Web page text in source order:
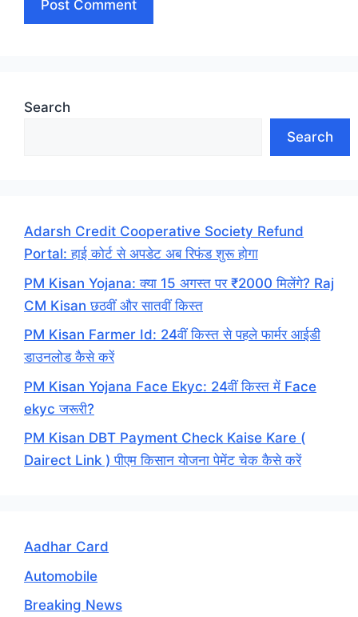
Search
Search
Adarsh Credit Cooperative Society Refund
Portal: हाई कोर्ट से अपडेट अब रिफंड शुरू होगा
PM Kisan Yojana: क्या 15 अगस्त पर ₹2000 मिलेंगे? Raj
CM Kisan छठवीं और सातवीं किस्त
PM Kisan Farmer Id: 24वीं किस्त से पहले फार्मर आईडी
डाउनलोड कैसे करें
PM Kisan Yojana Face Ekyc: 24वीं किस्त में Face
ekyc जरूरी?
PM Kisan DBT Payment Check Kaise Kare (
Dairect Link ) पीएम किसान योजना पेमेंट चेक कैसे करें
Aadhar Card
Automobile
Breaking News